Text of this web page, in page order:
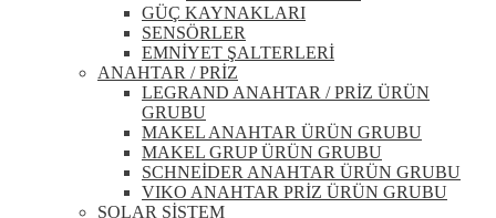
GÜÇ KAYNAKLARI
SENSÖRLER
EMNİYET ŞALTERLERİ
ANAHTAR / PRİZ
LEGRAND ANAHTAR / PRİZ ÜRÜN
GRUBU
MAKEL ANAHTAR ÜRÜN GRUBU
MAKEL GRUP ÜRÜN GRUBU
SCHNEİDER ANAHTAR ÜRÜN GRUBU
VIKO ANAHTAR PRİZ ÜRÜN GRUBU
SOLAR SİSTEM